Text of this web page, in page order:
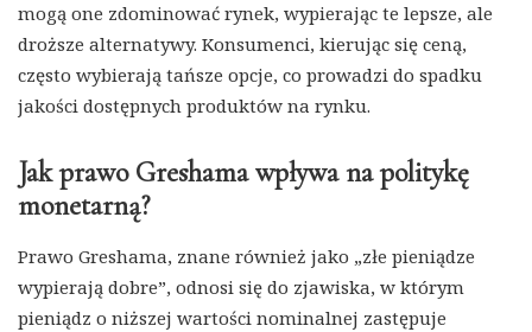
mogą one zdominować rynek, wypierając te lepsze, ale
droższe alternatywy. Konsumenci, kierując się ceną,
często wybierają tańsze opcje, co prowadzi do spadku
jakości dostępnych produktów na rynku.
Jak prawo Greshama wpływa na politykę
monetarną?
Prawo Greshama, znane również jako „złe pieniądze
wypierają dobre”, odnosi się do zjawiska, w którym
pieniądz o niższej wartości nominalnej zastępuje